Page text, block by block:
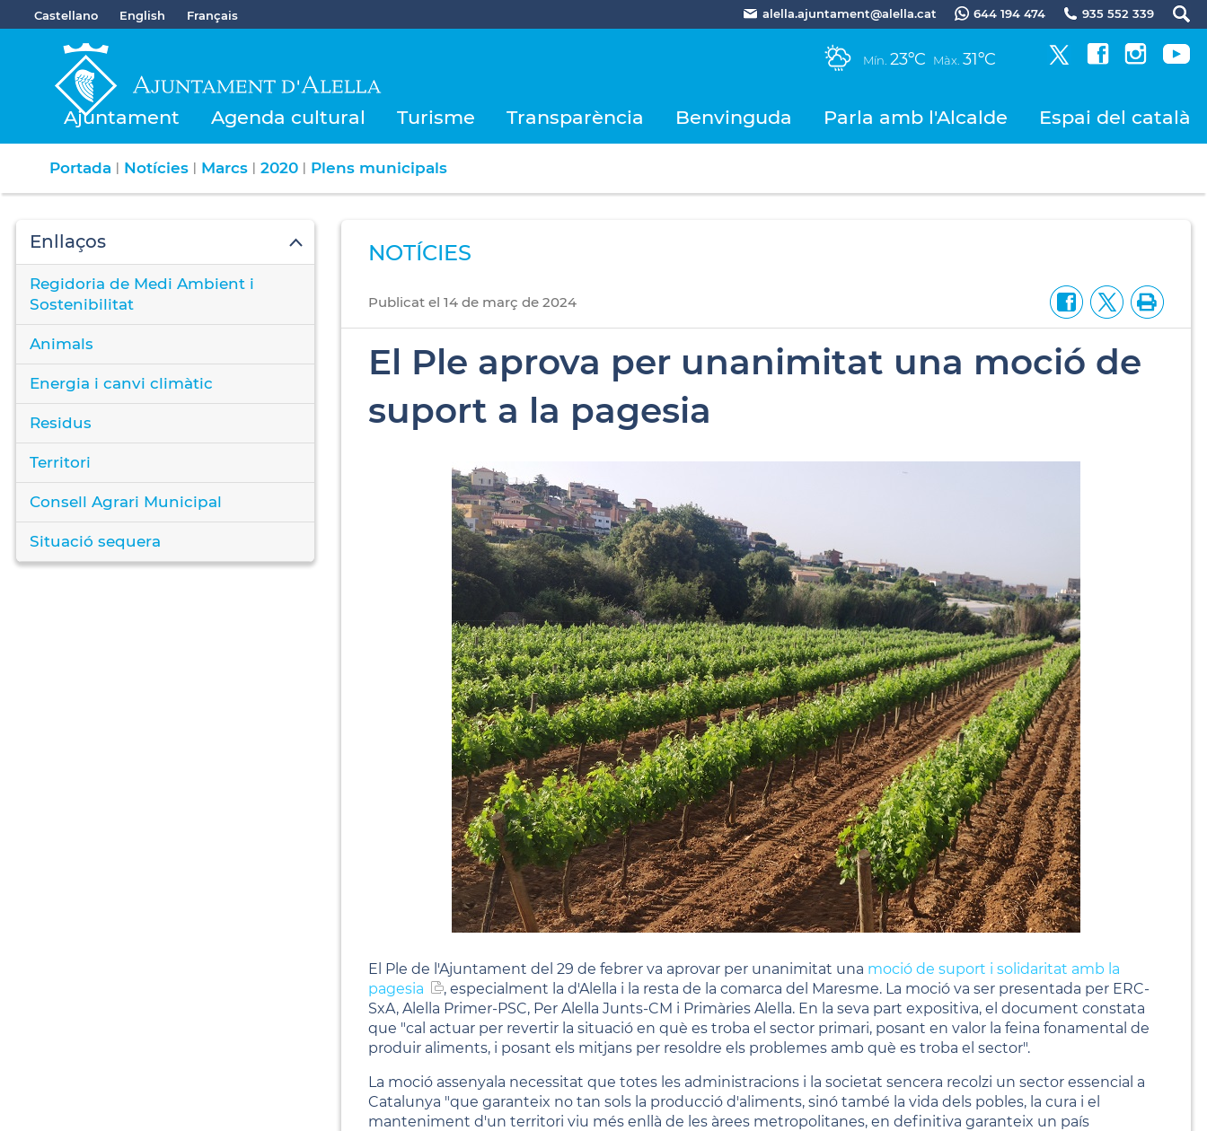
Castellano English Français alella.ajuntament@alella.cat 644 194 474 935 552 339
Mín. 23ºC Màx. 31ºC
Ajuntament Agenda cultural Turisme Transparència Benvinguda Parla amb l'Alcalde Espai del català
Portada | Notícies | Marcs | 2020 | Plens municipals
Enllaços
Regidoria de Medi Ambient i
Sostenibilitat
Animals
Energia i canvi climàtic
Residus
Territori
Consell Agrari Municipal
Situació sequera
NOTÍCIES
Publicat el 14 demarç de2024
El Ple aprova per unanimitat una moció de
suport a la pagesia
El Ple de l'Ajuntament del 29 de febrer va aprovar per unanimitat una moció de suport i solidaritat amb la
pagesia
, especialment la d'Alella i la resta de la comarca del Maresme. La moció va ser presentada per ERC-
SxA, Alella Primer-PSC, Per Alella Junts-CM i Primàries Alella. En la seva part expositiva, el document constata
que "cal actuar per revertir la situació en què es troba el sector primari, posant en valor la feina fonamental de
produir aliments, i posant els mitjans per resoldre els problemes amb què es troba el sector".
La moció assenyala necessitat que totes les administracions i la societat sencera recolzi un sector essencial a
Catalunya "que garanteix no tan sols la producció d'aliments, sinó també la vida dels pobles, la cura i el
manteniment d'un territori viu més enllà de les àrees metropolitanes, en definitiva garanteix un país